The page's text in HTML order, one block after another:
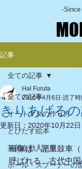
-Since
記事
全ての記事
オートマタの作り方
とびだす絵本
英国自動人形展
ポール・スプーナーの
全ての記事
きりあげるの
Hal Furuta
2016年4月6日 読了
更新日： 2020年10月22日
画像は「記里鼓車
呼ばれる、古代中